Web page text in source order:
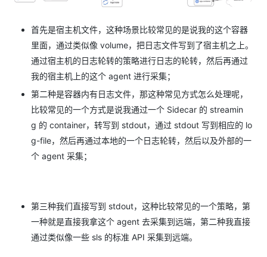
首先是宿主机文件，这种场景比较常见的是说我的这个容器
里面，通过类似像 volume，把日志文件写到了宿主机之上。
通过宿主机的日志轮转的策略进行日志的轮转，然后再通过
我的宿主机上的这个 agent 进行采集；
第二种是容器内有日志文件，那这种常见方式怎么处理呢，
比较常见的一个方式是说我通过一个 Sidecar 的 streamin
g 的 container，转写到 stdout，通过 stdout 写到相应的 lo
g-file，然后再通过本地的一个日志轮转，然后以及外部的一
个 agent 采集；
第三种我们直接写到 stdout，这种比较常见的一个策略，第
一种就是直接我拿这个 agent 去采集到远端，第二种我直接
通过类似像一些 sls 的标准 API 采集到远端。